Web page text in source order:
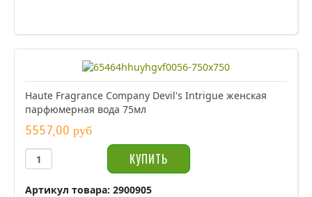
Haute Fragrance Company Devil's Intrigue женская
парфюмерная вода 75мл
5557,00 руб
Артикул товара: 2900905